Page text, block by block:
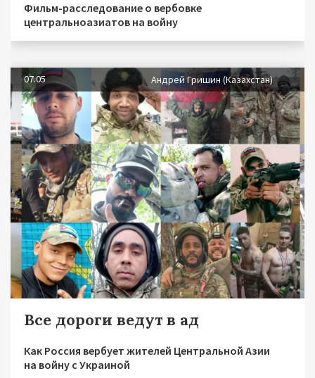
Фильм-расследование о вербовке
центральноазиатов на войну
07.05 Андрей Гришин (Казахстан)
Все дороги ведут в ад
Как Россия вербует жителей Центральной Азии
на войну с Украиной